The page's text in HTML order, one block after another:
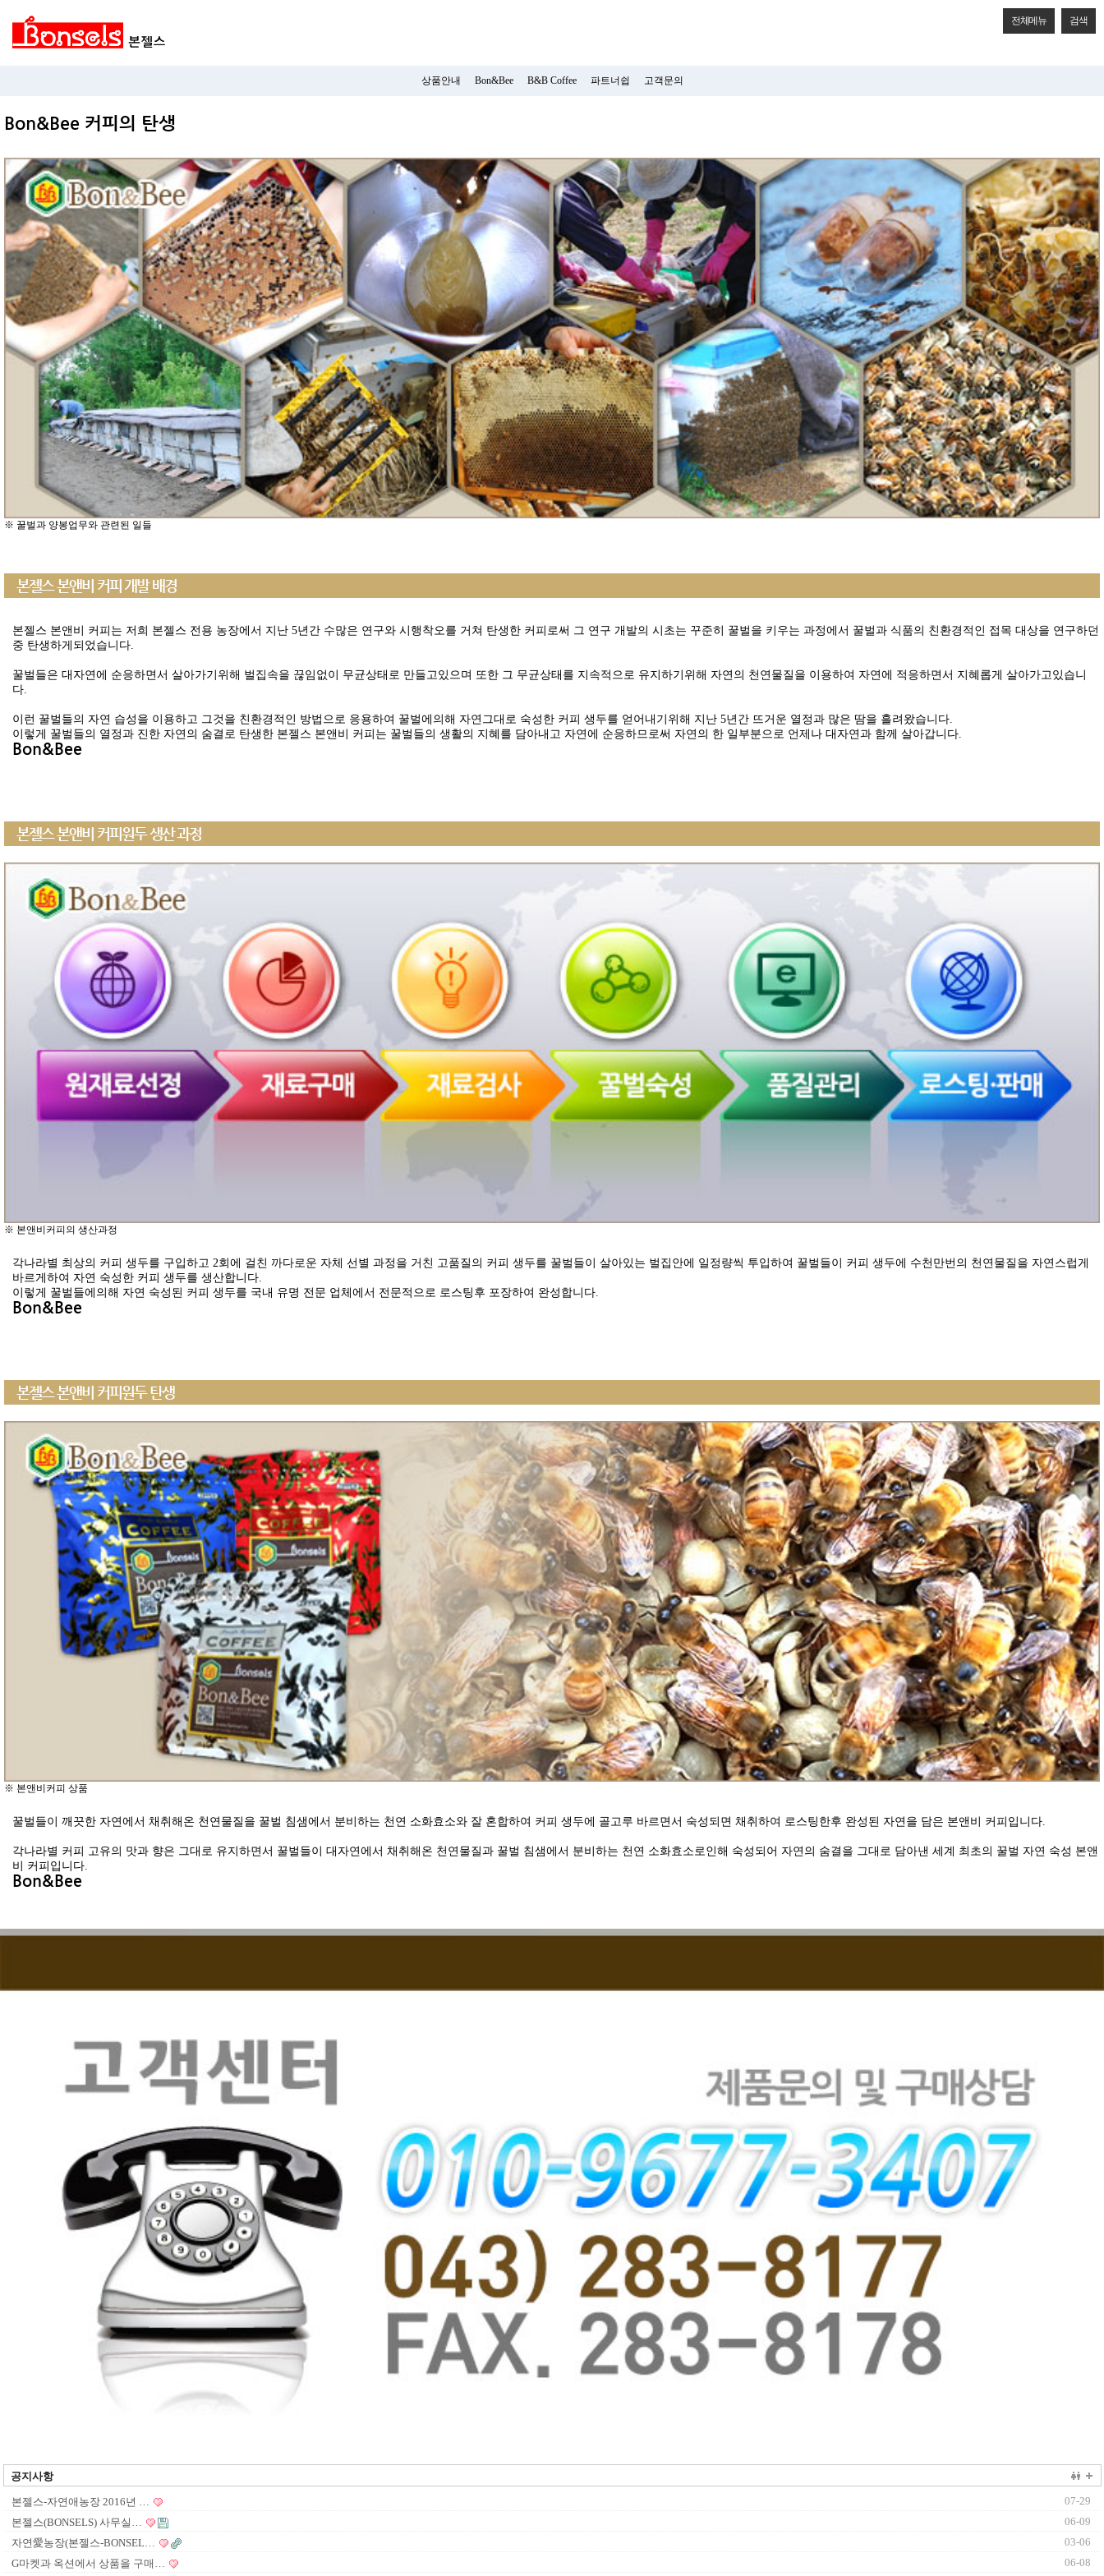
전체메뉴 검색
상품안내 Bon&Bee B&B Coffee 파트너쉽 고객문의
Bon&Bee 커피의 탄생
※ 꿀벌과 양봉업무와 관련된 일들
본젤스 본앤비 커피 개발 배경
본젤스 본앤비 커피는 저희 본젤스 전용 농장에서 지난 5년간 수많은 연구와 시행착오를 거쳐 탄생한 커피로써 그 연구 개발의 시초는 꾸준히 꿀벌을 키우는 과정에서 꿀벌과 식품의 친환경적인 접목 대상을 연구하던
중 탄생하게되었습니다.
꿀벌들은 대자연에 순응하면서 살아가기위해 벌집속을 끊임없이 무균상태로 만들고있으며 또한 그 무균상태를 지속적으로 유지하기위해 자연의 천연물질을 이용하여 자연에 적응하면서 지혜롭게 살아가고있습니
다.
이런 꿀벌들의 자연 습성을 이용하고 그것을 친환경적인 방법으로 응용하여 꿀벌에의해 자연그대로 숙성한 커피 생두를 얻어내기위해 지난 5년간 뜨거운 열정과 많은 땀을 흘려왔습니다.
이렇게 꿀벌들의 열정과 진한 자연의 숨결로 탄생한 본젤스 본앤비 커피는 꿀벌들의 생활의 지혜를 담아내고 자연에 순응하므로써 자연의 한 일부분으로 언제나 대자연과 함께 살아갑니다.
Bon&Bee
본젤스 본앤비 커피원두 생산 과정
※ 본앤비커피의 생산과정
각나라별 최상의 커피 생두를 구입하고 2회에 걸친 까다로운 자체 선별 과정을 거친 고품질의 커피 생두를 꿀벌들이 살아있는 벌집안에 일정량씩 투입하여 꿀벌들이 커피 생두에 수천만번의 천연물질을 자연스럽게
바르게하여 자연 숙성한 커피 생두를 생산합니다.
이렇게 꿀벌들에의해 자연 숙성된 커피 생두를 국내 유명 전문 업체에서 전문적으로 로스팅후 포장하여 완성합니다.
Bon&Bee
본젤스 본앤비 커피원두 탄생
※ 본앤비커피 상품
꿀벌들이 깨끗한 자연에서 채취해온 천연물질을 꿀벌 침샘에서 분비하는 천연 소화효소와 잘 혼합하여 커피 생두에 골고루 바르면서 숙성되면 채취하여 로스팅한후 완성된 자연을 담은 본앤비 커피입니다.
각나라별 커피 고유의 맛과 향은 그대로 유지하면서 꿀벌들이 대자연에서 채취해온 천연물질과 꿀벌 침샘에서 분비하는 천연 소화효소로인해 숙성되어 자연의 숨결을 그대로 담아낸 세계 최초의 꿀벌 자연 숙성 본앤
비 커피입니다.
Bon&Bee
공지사항
본젤스-자연애농장 2016년 …
07-29
본젤스(BONSELS) 사무실…
06-09
자연愛농장(본젤스-BONSEL…
03-06
G마켓과 옥션에서 상품을 구매…
06-08